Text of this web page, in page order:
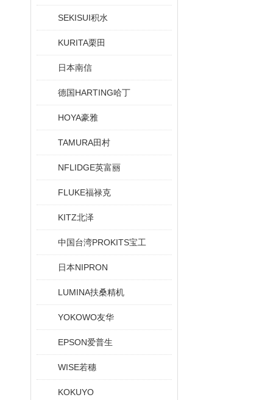
SEKISUI积水
KURITA栗田
日本南信
德国HARTING哈丁
HOYA豪雅
TAMURA田村
NFLIDGE英富丽
FLUKE福禄克
KITZ北泽
中国台湾PROKITS宝工
日本NIPRON
LUMINA扶桑精机
YOKOWO友华
EPSON爱普生
WISE若穗
KOKUYO